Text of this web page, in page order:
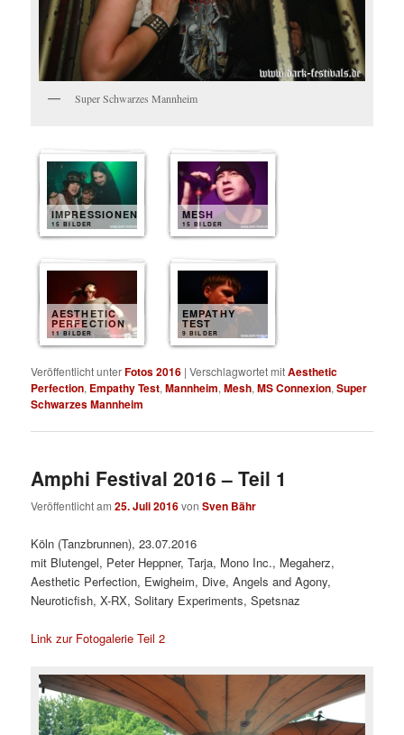
Super Schwarzes Mannheim
IMPRESSIONEN
15 BILDER
MESH
15 BILDER
AESTHETIC
PERFECTION
11 BILDER
EMPATHY
TEST
9 BILDER
Veröffentlicht unterFotos 2016 |Verschlagwortet mitAesthetic
Perfection, Empathy Test,Mannheim,Mesh,MS Connexion,Super
Schwarzes Mannheim
Amphi Festival 2016 – Teil 1
Veröffentlicht am25. Juli 2016vonSven Bähr
Köln (Tanzbrunnen), 23.07.2016
mit Blutengel, Peter Heppner, Tarja, Mono Inc., Megaherz,
Aesthetic Perfection, Ewigheim, Dive, Angels and Agony,
Neuroticfish, X-RX, Solitary Experiments, Spetsnaz
Link zur Fotogalerie Teil 2